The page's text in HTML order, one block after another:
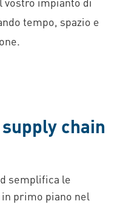
tempo, spazio e
chain
semplifica le
primo piano nel